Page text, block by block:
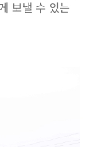
보낼 수 있는